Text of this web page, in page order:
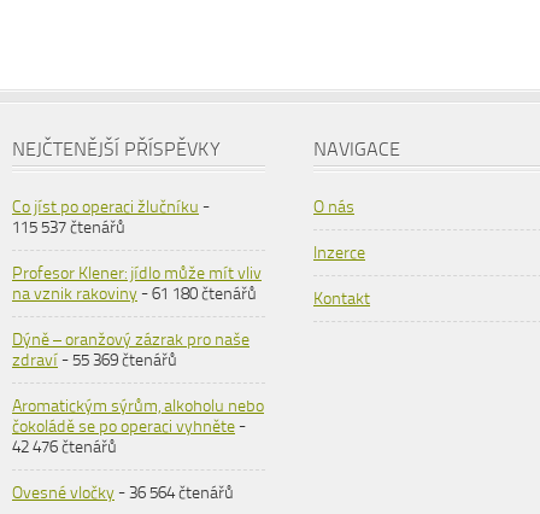
NEJČTENĚJŠÍ PŘÍSPĚVKY
Co jíst po operaci žlučníku -
115 537 čtenářů
Profesor Klener: jídlo může mít vliv
na vznik rakoviny- 61 180 čtenářů
Dýně – oranžový zázrak pro naše
zdraví- 55 369 čtenářů
Aromatickým sýrům, alkoholu nebo
čokoládě se po operaci vyhněte-
42 476 čtenářů
Ovesné vločky- 36 564 čtenářů
NAVIGACE
O nás
Inzerce
Kontakt